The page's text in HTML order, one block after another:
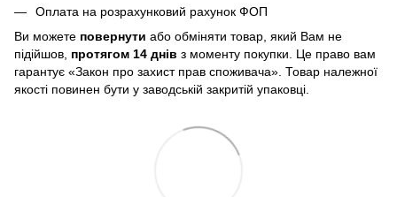
Оплата на розрахунковий рахунок ФОП
Ви можете повернути або обміняти товар, який Вам не
підійшов, протягом 14 днів з моменту покупки. Це право вам
гарантує «Закон про захист прав споживача». Товар належної
якості повинен бути у заводській закритій упаковці.